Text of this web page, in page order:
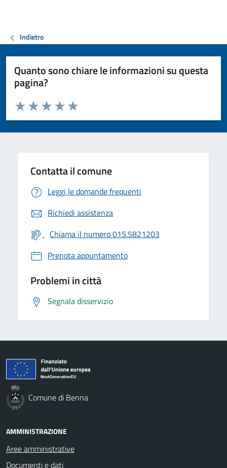
Indietro
Quanto sono chiare le informazioni su questa
pagina?
Valuta da 1 a 5 stelle la pagina
Valuta 5 stelle su 5
Valuta 4 stelle su 5
Valuta 3 stelle su 5
Valuta 2 stelle su 5
Valuta 1 stelle su 5
Contatta il comune
Leggi le domande frequenti
Richiedi assistenza
Chiama il numero 015.5821203
Prenota appuntamento
Problemi in città
Segnala disservizio
Comune di Benna
AMMINISTRAZIONE
Aree amministrative
Documenti e dati